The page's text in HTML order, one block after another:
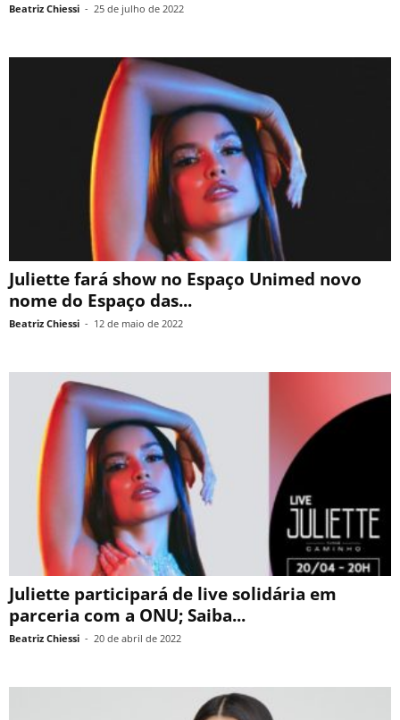
Beatriz Chiessi - 25 de julho de 2022
Juliette fará show no Espaço Unimed novo
nome do Espaço das...
Beatriz Chiessi - 12 de maio de 2022
Juliette participará de live solidária em
parceria com a ONU; Saiba...
Beatriz Chiessi - 20 de abril de 2022